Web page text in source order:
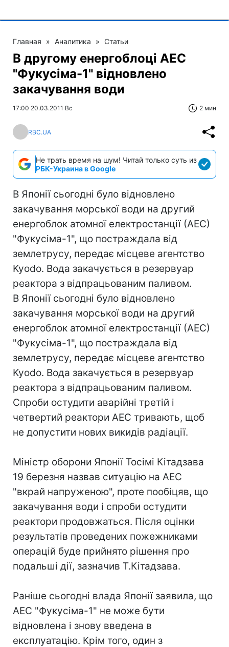
Главная » Аналитика » Статьи
В другому енергоблоці АЕС
"Фукусіма-1" відновлено
закачування води
17:00 20.03.2011 Вс 2 мин
RBC.UA
Не трать время на шум! Читай только суть из
РБК-Украина в Google
В Японії сьогодні було відновлено ​​
закачування морської води на другий
енергоблок атомної електростанції (АЕС)
"Фукусіма-1", що постраждала від
землетрусу, передає місцеве агентство
Kyodo. Вода закачується в резервуар
реактора з відпрацьованим паливом.
В Японії сьогодні було відновлено ​​
закачування морської води на другий
енергоблок атомної електростанції (АЕС)
"Фукусіма-1", що постраждала від
землетрусу, передає місцеве агентство
Kyodo. Вода закачується в резервуар
реактора з відпрацьованим паливом.
Спроби остудити аварійні третій і
четвертий реактори АЕС тривають, щоб
не допустити нових викидів радіації.
Міністр оборони Японії Тосімі Кітадзава
19 березня назвав ситуацію на АЕС
"вкрай напруженою", проте пообіцяв, що
закачування води і спроби остудити
реактори продовжаться. Після оцінки
результатів проведених пожежниками
операцій буде прийнято рішення про
подальші дії, зазначив Т.Кітадзава.
Раніше сьогодні влада Японії заявила, що
АЕС "Фукусіма-1" не може бути
відновлена ​​і знову введена в
експлуатацію. Крім того, один з